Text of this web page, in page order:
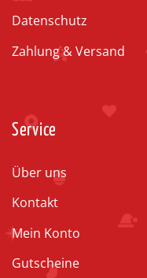
Datenschutz
Zahlung & Versand
Service
Über uns
Kontakt
Mein Konto
Gutscheine